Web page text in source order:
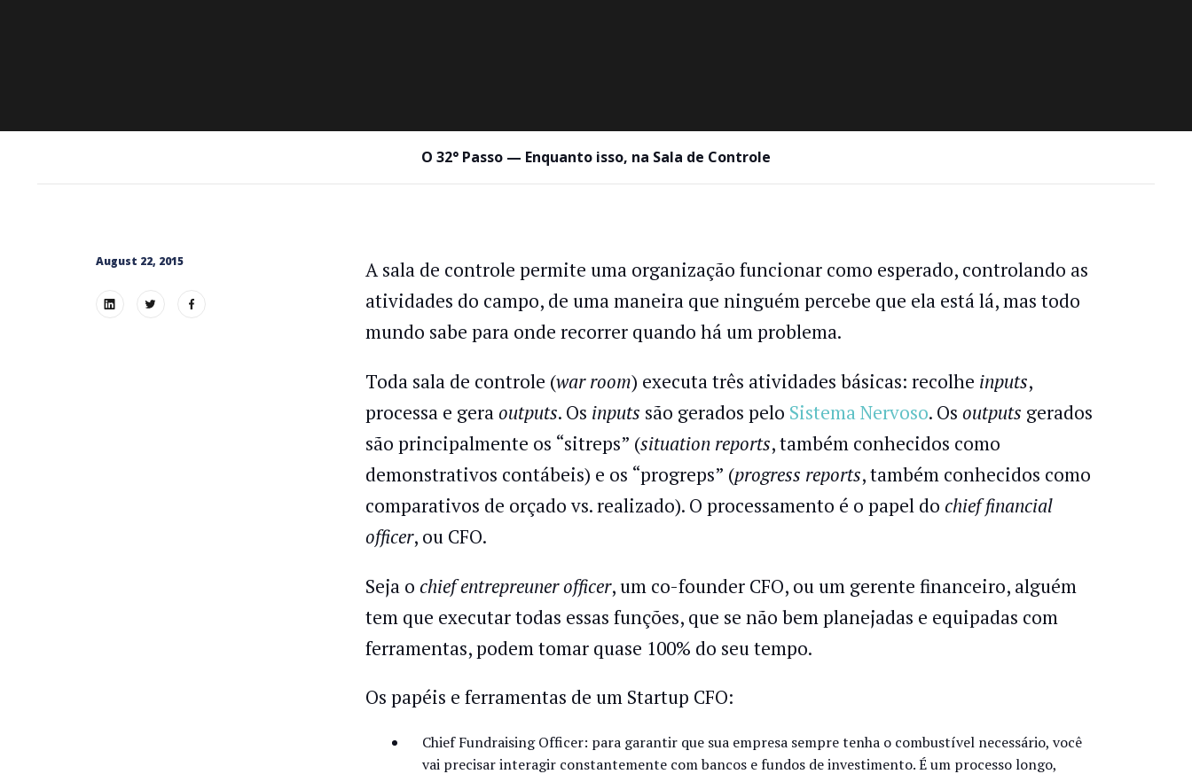
O 32° Passo — Enquanto isso, na Sala de Controle
August 22, 2015
A sala de controle permite uma organização funcionar como esperado, controlando as
atividades do campo, de uma maneira que ninguém percebe que ela está lá, mas todo
mundo sabe para onde recorrer quando há um problema.
Toda sala de controle (war room) executa três atividades básicas: recolhe inputs,
processa e geraoutputs. Os inputs são gerados pelo Sistema Nervoso. Os outputs gerados
são principalmente os “sitreps” (situation reports, também conhecidos como
demonstrativos contábeis) e os “progreps” (progress reports, também conhecidos como
comparativos de orçado vs. realizado). O processamento é o papel do chief financial
officer, ou CFO.
Seja o chief entrepreuner officer, um co-founder CFO, ou um gerente financeiro, alguém
tem que executar todas essas funções, que se não bem planejadas e equipadas com
ferramentas, podem tomar quase 100% do seu tempo.
Os papéis e ferramentas de um Startup CFO:
Chief Fundraising Officer: para garantir que sua empresa sempre tenha o combustível necessário, você
vai precisar interagir constantemente com bancos e fundos de investimento. É um processo longo,